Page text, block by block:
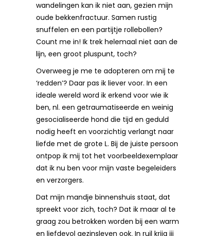
wandelingen kan ik niet aan, gezien mijn
oude bekkenfractuur. Samen rustig
snuffelen en een partijtje rollebollen?
Count me in! Ik trek helemaal niet aan de
lijn, een groot pluspunt, toch?
Overweeg je me te adopteren om mij te
‘redden’? Daar pas ik liever voor. In een
ideale wereld word ik erkend voor wie ik
ben, nl. een getraumatiseerde en weinig
gesocialiseerde hond die tijd en geduld
nodig heeft en voorzichtig verlangt naar
liefde met de grote L. Bij de juiste persoon
ontpop ik mij tot het voorbeeldexemplaar
dat ik nu ben voor mijn vaste begeleiders
en verzorgers.
Dat mijn mandje binnenshuis staat, dat
spreekt voor zich, toch? Dat ik maar al te
graag zou betrokken worden bij een warm
en liefdevol gezinsleven ook. In ruil krijg jij